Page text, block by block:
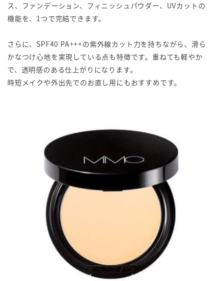
ス、ファンデーション、フィニッシュパウダー、UVカットの
機能を、1つで完結できます。
さらに、SPF40 PA+++の紫外線カット力を持ちながら、滑ら
かなつけ心地を実現している点も特徴です。重ねても軽やか
で、透明感のある仕上がりになります。
時短メイクや外出先でのお直し用にもおすすめです。